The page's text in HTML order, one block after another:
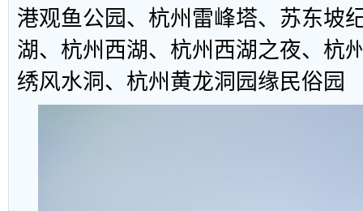
港观鱼公园、杭州雷峰塔、苏东坡
湖、杭州西湖、杭州西湖之夜、杭
绣风水洞、杭州黄龙洞园缘民俗园